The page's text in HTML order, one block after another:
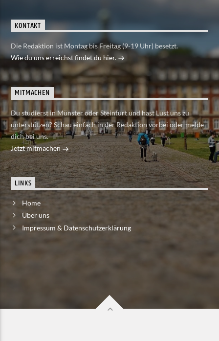
KONTAKT
Die Redaktion ist Montag bis Freitag (9-19 Uhr) besetzt.
Wie du uns erreichst findet du hier.
MITMACHEN
Du studierst in Münster oder Steinfurt und hast Lust uns zu
unterstützen? Schau einfach in der Redaktion vorbei oder melde
dich bei uns.
Jetzt mitmachen
LINKS
Home
Über uns
Impressum & Datenschutzerklärung